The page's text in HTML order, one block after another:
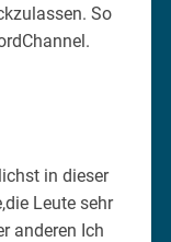
So
in dieser
Leute sehr
anderen Ich